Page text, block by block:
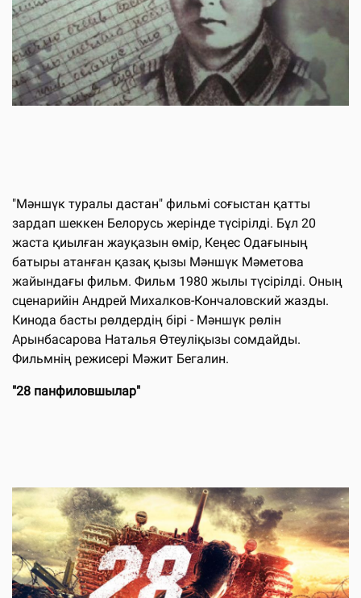
"Мәншүк туралы дастан" фильмі соғыстан қатты
зардап шеккен Белорусь жерінде түсірілді. Бұл 20
жаста қиылған жауқазын өмір, Кеңес Одағының
батыры атанған қазақ қызы Мәншүк Мәметова
жайындағы фильм. Фильм 1980 жылы түсірілді. Оның
сценарийін Андрей Михалков-Кончаловский жазды.
Кинода басты рөлдердің бірі - Мәншүк рөлін
Арынбасарова Наталья Өтеуліқызы сомдайды.
Фильмнің режисері Мәжит Бегалин.
"28 панфиловшылар"